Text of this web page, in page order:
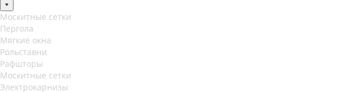
Москитные сетки
Пергола
Мягкие окна
Рольставни
Рафшторы
Москитные сетки
Электрокарнизы